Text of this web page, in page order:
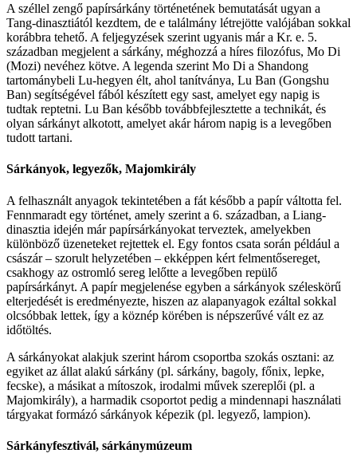
A széllel zengő papírsárkány történetének bemutatását ugyan a
Tang-dinasztiától kezdtem, de e találmány létrejötte valójában sokkal
korábbra tehető. A feljegyzések szerint ugyanis már a Kr. e. 5.
században megjelent a sárkány, méghozzá a híres filozófus, Mo Di
(Mozi) nevéhez kötve. A legenda szerint Mo Di a Shandong
tartománybeli Lu-hegyen élt, ahol tanítványa, Lu Ban (Gongshu
Ban) segítségével fából készített egy sast, amelyet egy napig is
tudtak reptetni. Lu Ban később továbbfejlesztette a technikát, és
olyan sárkányt alkotott, amelyet akár három napig is a levegőben
tudott tartani.
Sárkányok, legyezők, Majomkirály
A felhasznált anyagok tekintetében a fát később a papír váltotta fel.
Fennmaradt egy történet, amely szerint a 6. században, a Liang-
dinasztia idején már papírsárkányokat terveztek, amelyekben
különböző üzeneteket rejtettek el. Egy fontos csata során például a
császár – szorult helyzetében – ekképpen kért felmentősereget,
csakhogy az ostromló sereg lelőtte a levegőben repülő
papírsárkányt. A papír megjelenése egyben a sárkányok széleskörű
elterjedését is eredményezte, hiszen az alapanyagok ezáltal sokkal
olcsóbbak lettek, így a köznép körében is népszerűvé vált ez az
időtöltés.
A sárkányokat alakjuk szerint három csoportba szokás osztani: az
egyiket az állat alakú sárkány (pl. sárkány, bagoly, főnix, lepke,
fecske), a másikat a mítoszok, irodalmi művek szereplői (pl. a
Majomkirály), a harmadik csoportot pedig a mindennapi használati
tárgyakat formázó sárkányok képezik (pl. legyező, lampion).
Sárkányfesztivál, sárkánymúzeum